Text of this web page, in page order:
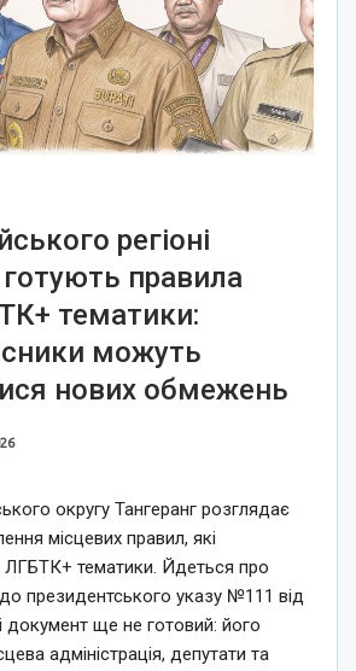
регіоні
готують правила
тематики:
можуть
нових обмежень
округу Тангеранг розглядає
місцевих правил, які
ЛГБТК+ тематики. Йдеться про
президентського указу №111 від
документ ще не готовий: його
адміністрація, депутати та